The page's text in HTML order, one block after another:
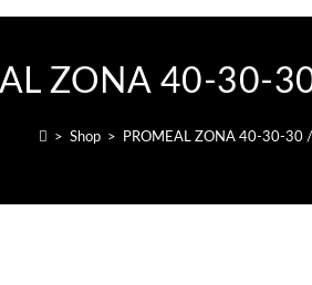
ZONA 40-30-
> Shop > PROMEAL ZONA 40-30-30